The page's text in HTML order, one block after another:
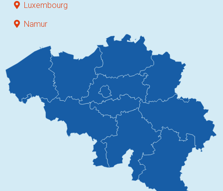
Luxembourg
Namur